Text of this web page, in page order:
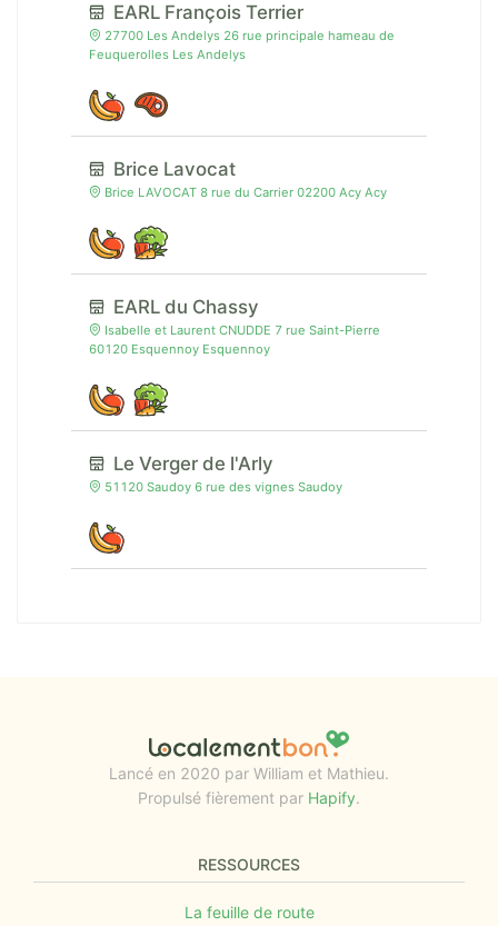
EARL François Terrier
27700 Les Andelys 26 rue principale hameau de
Feuquerolles Les Andelys
Brice Lavocat
Brice LAVOCAT 8 rue du Carrier 02200 Acy Acy
EARL du Chassy
Isabelle et Laurent CNUDDE 7 rue Saint-Pierre
60120 Esquennoy Esquennoy
Le Verger de l'Arly
51120 Saudoy 6 rue des vignes Saudoy
Lancé en 2020 par William et Mathieu.
Propulsé fièrement par Hapify.
RESSOURCES
La feuille de route